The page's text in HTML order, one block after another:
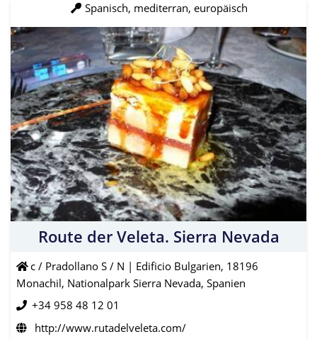
Spanisch, mediterran, europäisch
Route der Veleta. Sierra Nevada
c / Pradollano S / N | Edificio Bulgarien, 18196
Monachil, Nationalpark Sierra Nevada, Spanien
+34 958 48 12 01
http://www.rutadelveleta.com/